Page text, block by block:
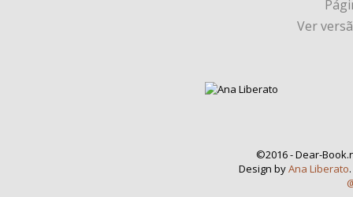
Ver
©2016 - Dear-
Design byAna Liberato